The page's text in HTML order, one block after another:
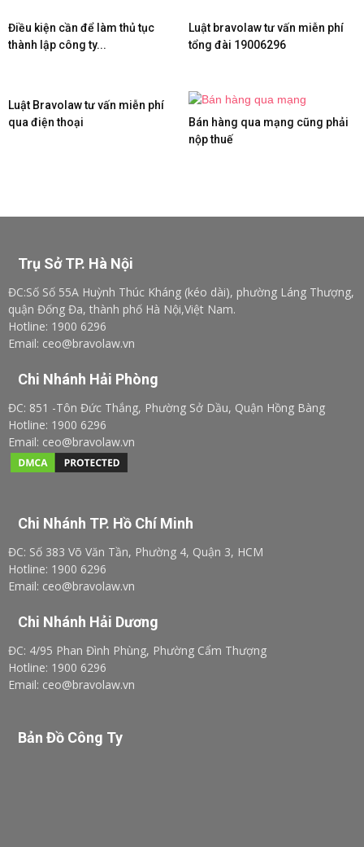
Điều kiện cần để làm thủ tục
thành lập công ty...
Luật bravolaw tư vấn miễn phí
tổng đài 19006296
Luật Bravolaw tư vấn miễn phí
qua điện thoại
Bán hàng qua mạng cũng phải
nộp thuế
Trụ Sở TP. Hà Nội
ĐC:Số Số 55A Huỳnh Thúc Kháng (kéo dài), phường Láng Thượng,
quận Đống Đa, thành phố Hà Nội,Việt Nam.
Hotline: 1900 6296
Email: ceo@bravolaw.vn
Chi Nhánh Hải Phòng
ĐC: 851 -Tôn Đức Thắng, Phường Sở Dầu, Quận Hồng Bàng
Hotline: 1900 6296
Email: ceo@bravolaw.vn
Chi Nhánh TP. Hồ Chí Minh
ĐC: Số 383 Võ Văn Tần, Phường 4, Quận 3, HCM
Hotline: 1900 6296
Email: ceo@bravolaw.vn
Chi Nhánh Hải Dương
ĐC: 4/95 Phan Đình Phùng, Phường Cẩm Thượng
Hotline: 1900 6296
Email: ceo@bravolaw.vn
Bản Đồ Công Ty